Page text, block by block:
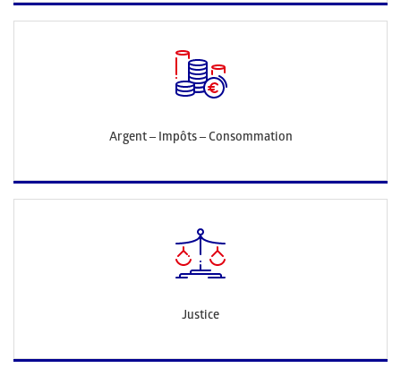
Argent – Impôts – Consommation
Justice